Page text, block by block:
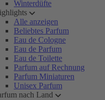
Winterdüfte
Alle anzeigen
Beliebtes Parfum
Eau de Cologne
Eau de Parfum
Eau de Toilette
Parfum auf Rechnung
Parfum Miniaturen
Unisex Parfum
nach Land